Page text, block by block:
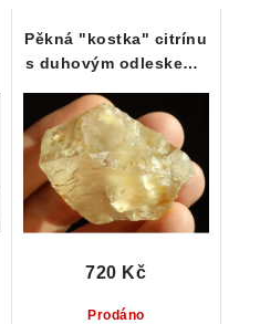
Pěkná "kostka" citrínu
s duhovým odleskem /
Prodáno
720 Kč